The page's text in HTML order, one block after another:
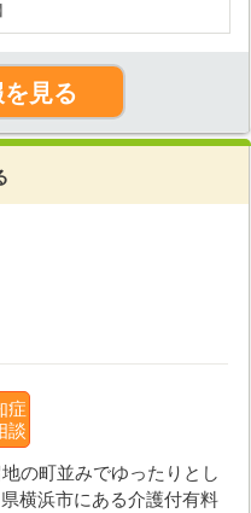
見る
症
談
の町並みでゆったりとし
横浜市にある介護付有料